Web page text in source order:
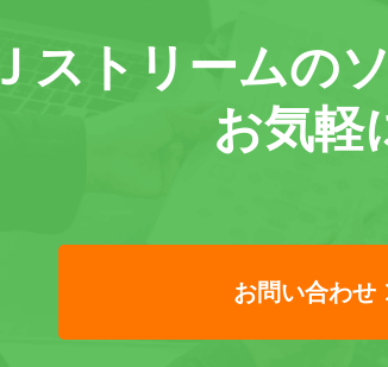
Ｊストリームの
お気軽
お問い合わせ